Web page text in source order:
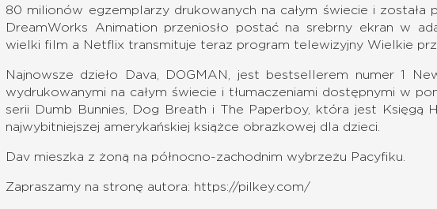
80 milionów egzemplarzy drukowanych na całym świecie i została
DreamWorks Animation przeniosło postać na srebrny ekran w
wielki film a Netflix transmituje teraz program telewizyjny Wielkie
Najnowsze dzieło Dava, DOGMAN, jest bestsellerem numer 1
wydrukowanymi na całym świecie i tłumaczeniami dostępnymi w
serii Dumb Bunnies, Dog Breath i The Paperboy, która jest
najwybitniejszej amerykańskiej książce obrazkowej dla dzieci.
Dav mieszka z żoną na północno-zachodnim wybrzeżu Pacyfiku.
Zapraszamy na stronę autora: https://pilkey.com/